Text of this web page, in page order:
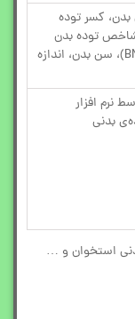
کسر توده
توده بدن
(BMI)، اندازه گیری میزان متابولیک (BMR)، سن بدن، اندازه
بدنی
استخوان و …